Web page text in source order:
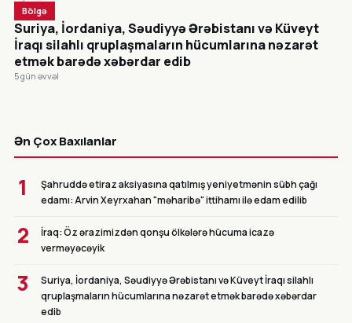
Bölgə
Suriya, İordaniya, Səudiyyə Ərəbistanı və Küveyt
İraqı silahlı qruplaşmaların hücumlarına nəzarət
etmək barədə xəbərdar edib
5 gün əvvəl
Ən Çox Baxılanlar
1
Şahruddə etiraz aksiyasına qatılmış yeniyetmənin sübh çağı
edamı: Arvin Xeyrxahan "məharibə" ittihamı ilə edam edilib
2
İraq: Öz ərazimizdən qonşu ölkələrə hücuma icazə
verməyəcəyik
3
Suriya, İordaniya, Səudiyyə Ərəbistanı və Küveyt İraqı silahlı
qruplaşmaların hücumlarına nəzarət etmək barədə xəbərdar
edib